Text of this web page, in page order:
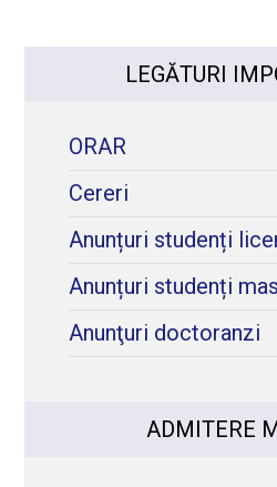
LEGĂTURI
ORAR
Cereri
Anunțuri studenți
Anunțuri studenți
Anunţuri doctoranzi
ADMITERE